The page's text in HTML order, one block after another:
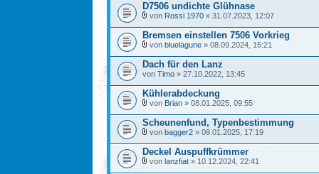
D7506 undichte Glühnase
von Rossi 1970 » 31.07.2023, 12:07
Bremsen einstellen 7506 Vorkrieg
von bluelagune » 08.09.2024, 15:21
Dach für den Lanz
von Timo » 27.10.2022, 13:45
Kühlerabdeckung
von Brian » 08.01.2025, 09:55
Scheunenfund, Typenbestimmung
von bagger2 » 09.01.2025, 17:19
Deckel Auspuffkrümmer
von lanzfiat » 10.12.2024, 22:41